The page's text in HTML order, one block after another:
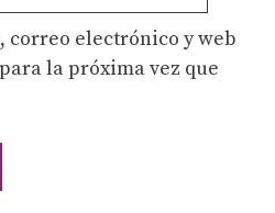
correo electrónico y web
la próxima vez que